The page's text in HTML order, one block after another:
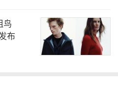
展的理念，这种层面的进
懈迭代二十余年后如今向
。
鸟
布